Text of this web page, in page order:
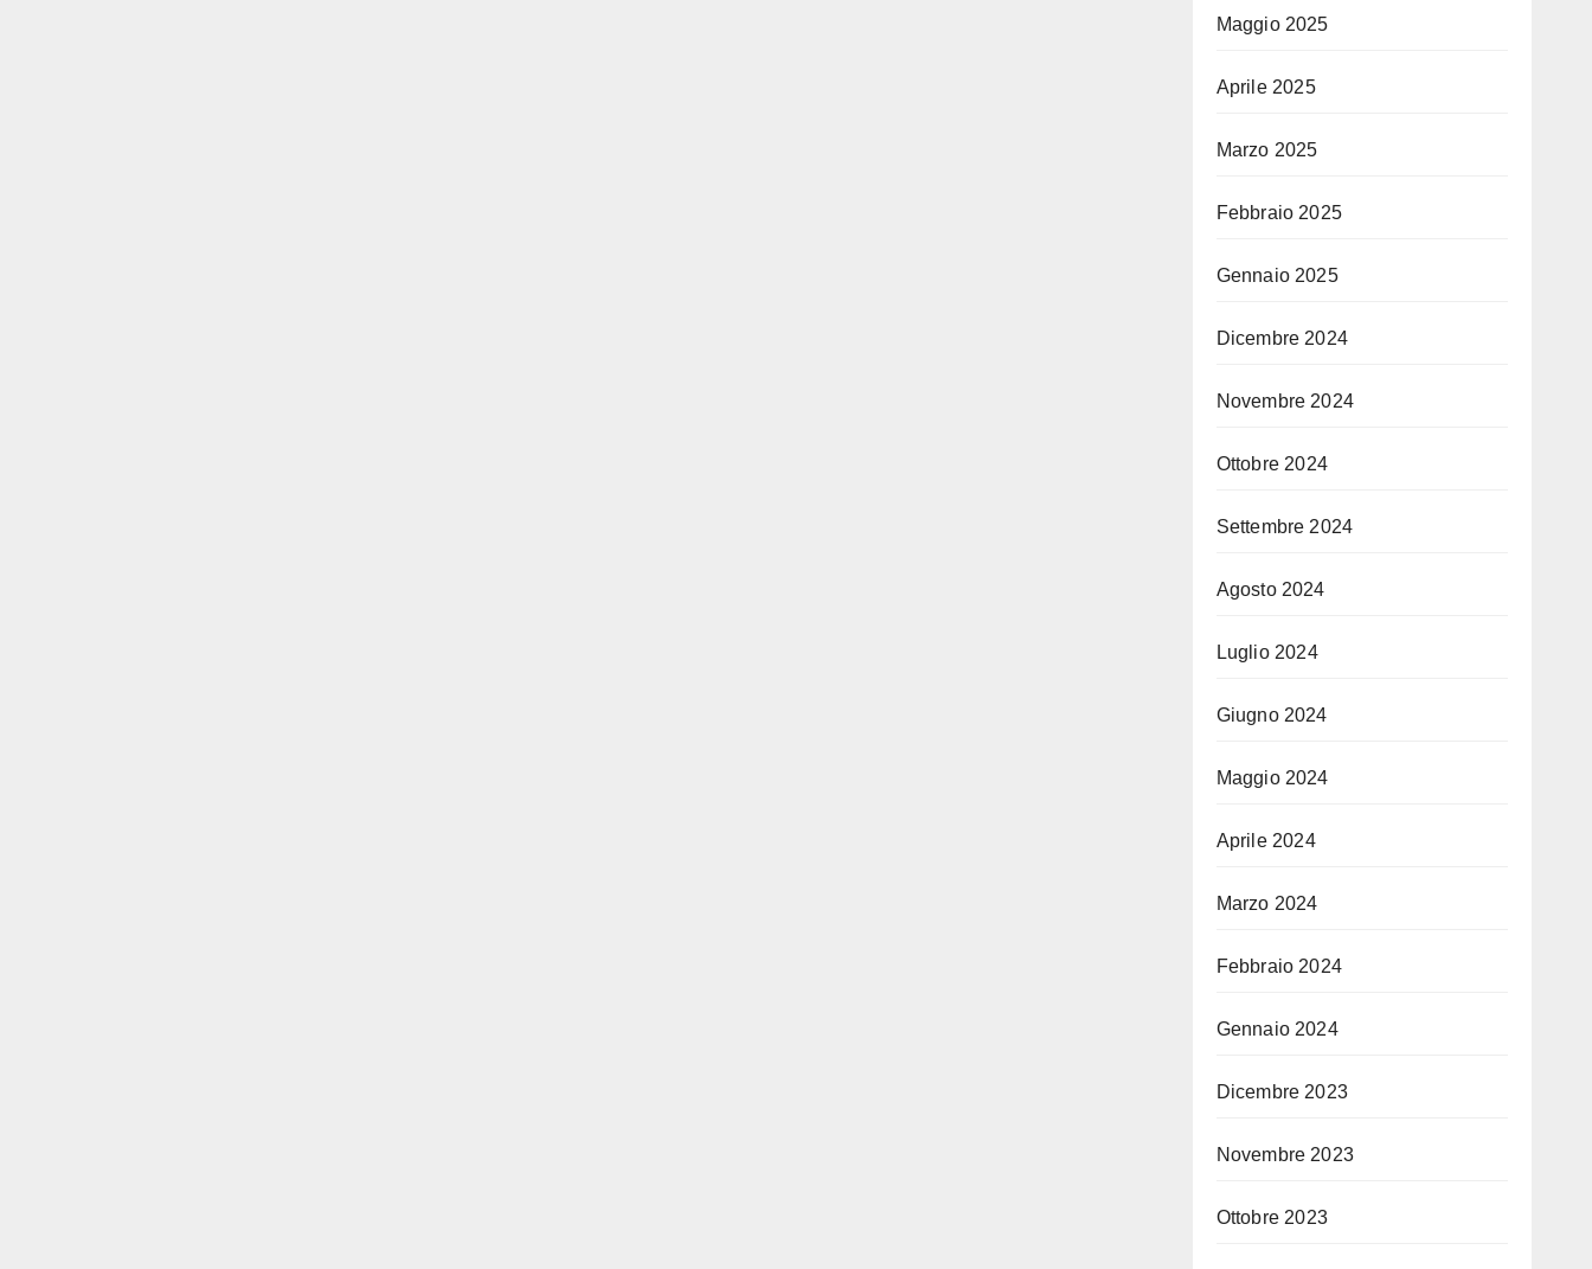
Maggio 2025
Aprile 2025
Marzo 2025
Febbraio 2025
Gennaio 2025
Dicembre 2024
Novembre 2024
Ottobre 2024
Settembre 2024
Agosto 2024
Luglio 2024
Giugno 2024
Maggio 2024
Aprile 2024
Marzo 2024
Febbraio 2024
Gennaio 2024
Dicembre 2023
Novembre 2023
Ottobre 2023